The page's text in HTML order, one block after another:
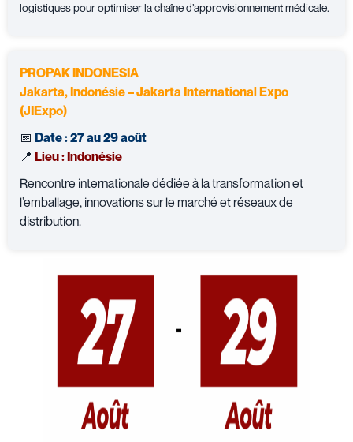
logistiques pour optimiser la chaîne d’approvisionnement médicale.
PROPAK INDONESIA
Jakarta, Indonésie – Jakarta International Expo
(JIExpo)
📅 Date :27 au 29 août
📍 Lieu : Indonésie
Rencontre internationale dédiée à la transformation et
l’emballage, innovations sur le marché et réseaux de
distribution.